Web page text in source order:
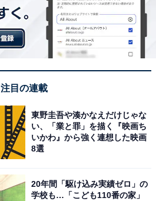
注目の連載
東野圭吾や湊かなえだけじゃな
い、「業と罪」を描く『映画ち
いかわ』から強く連想した映画
8選
20年間「駆け込み実績ゼロ」の
学校も…「こども110番の家」